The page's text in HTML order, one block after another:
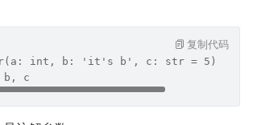
int, b: 'it's b', c: str = 5) ->
b, c
复制代码